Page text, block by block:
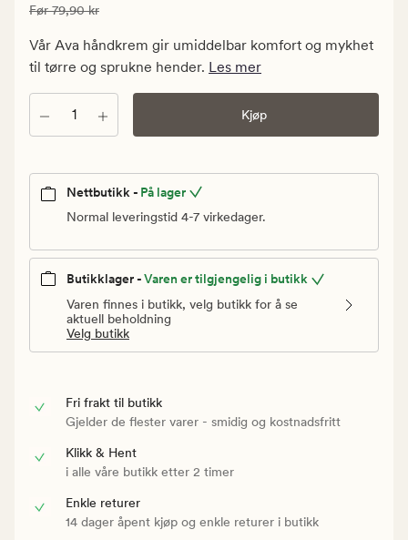
47,94
kr.
Vanlig
Vanlig pris 79,90 kr
Før79,90 kr
Vår Ava håndkrem gir umiddelbar komfort og mykhet
til tørre og sprukne hender. Les mer
Antall Kjøp
Nettbutikk - På lager
Normal leveringstid 4-7 virkedager.
Butikklager -Varen er tilgjengelig i butikk
Varen finnes i butikk, velg butikk for å se
aktuell beholdning
Velg butikk
Fri frakt til butikk
Gjelder de flester varer - smidig og kostnadsfritt
Klikk & Hent
i alle våre butikk etter 2 timer
Enkle returer
14 dager åpent kjøp og enkle returer i butikk